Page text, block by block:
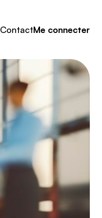
ContactMe connecter